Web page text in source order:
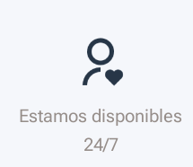
Estamos disponibles
24/7